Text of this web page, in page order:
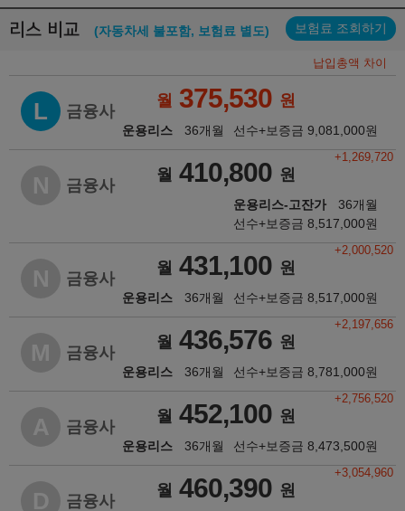
리스 비교 (자동차세 불포함, 보험료 별도) 보험료 조회하기
납입총액 차이
L 금융사
운용리스
월 375,530 원
36개월 선수+보증금 9,081,000원
금융사
운용리스-고잔가
월 410,800 원
+1,269,720
36개월
선수+보증금 8,517,000원
금융사
운용리스
월 431,100 원
+2,000,520
36개월 선수+보증금 8,517,000원
금융사
운용리스
월 436,576 원
+2,197,656
36개월 선수+보증금 8,781,000원
금융사
운용리스
월 452,100 원
+2,756,520
36개월 선수+보증금 8,473,500원
금융사
월 460,390 원
+3,054,960